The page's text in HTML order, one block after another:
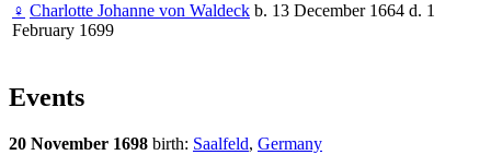
♀ Charlotte Johanne von Waldeck b. 13 December 1664 d. 1
February 1699
Events
20 November 1698 birth: Saalfeld, Germany